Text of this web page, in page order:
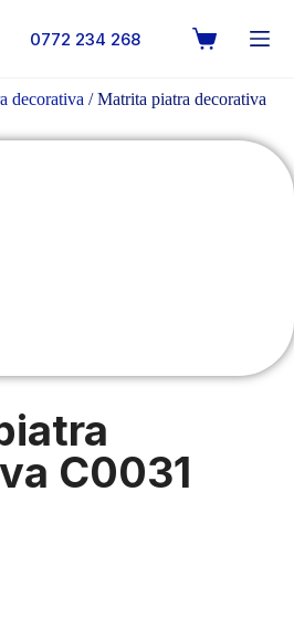
0772 234 268
decorativa / Matrita piatra decorativa
C0031